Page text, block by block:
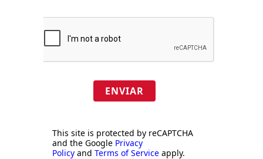
ENVIAR
This site is protected by reCAPTCHA
and the Google Privacy
Policy and Terms of Service apply.